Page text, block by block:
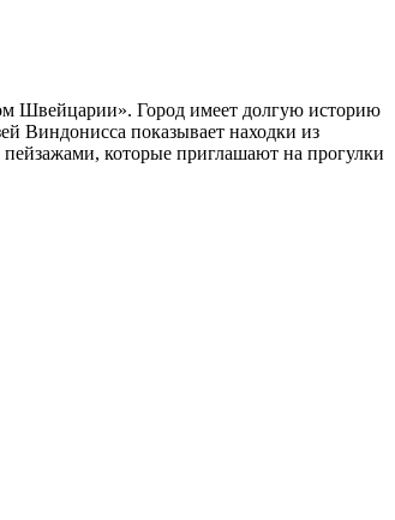
Швейцарии». Город имеет долгую историю
Виндонисса показывает находки из
которые приглашают на прогулки